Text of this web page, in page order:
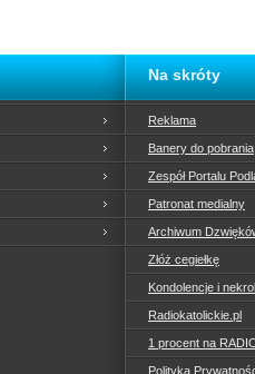
Na skróty
Reklama
Banery do pobrania
Zespół Portalu
Patronat medialny
Archiwum
Złóż cegiełkę
Kondolencje i
Radiokatolickie.pl
1 procent na
Polityka